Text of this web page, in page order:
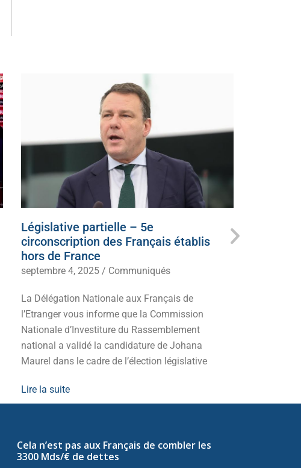
Législative partielle – 5e
circonscription des Français établis
hors de France
septembre 4, 2025 / Communiqués
La Délégation Nationale aux Français de
l’Etranger vous informe que la Commission
Nationale d’Investiture du Rassemblement
national a validé la candidature de Johana
Maurel dans le cadre de l’élection législative
Lire la suite
Cela n’est pas aux Français de combler les
3300 Mds/€ de dettes